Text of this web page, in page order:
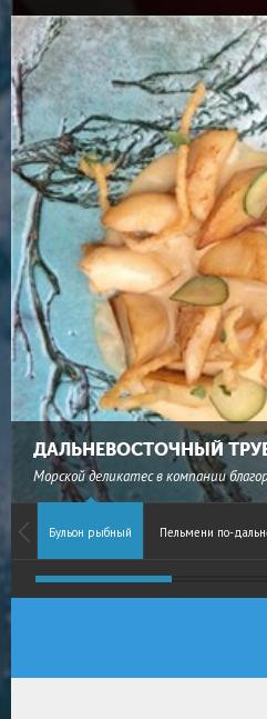
ДАЛЬНЕВОСТОЧНЫЙ
Морской деликатес в компании
Бульон рыбный Пельмени по-